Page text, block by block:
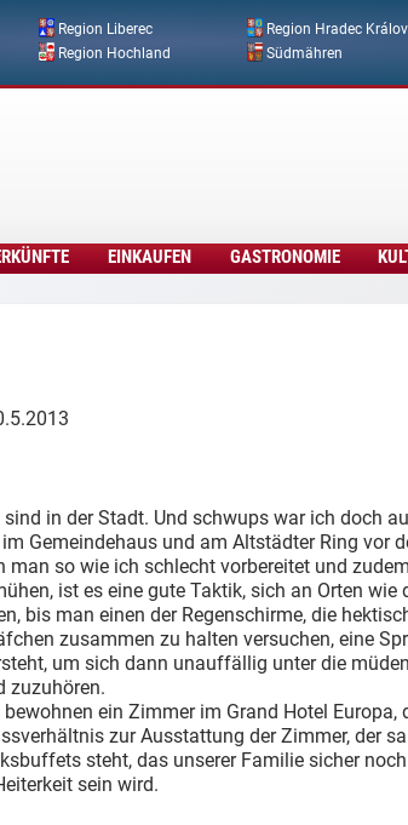
Direkt zum Inhalt
Region Liberec Region Hradec
Region Hochland Südmähren
EINKAUFEN GASTRONOMIE
in der Stadt. Und schwups war ich doch
Gemeindehaus und am Altstädter Ring vor
man so wie ich schlecht vorbereitet und
ist es eine gute Taktik, sich an Orten wie
bis man einen der Regenschirme, die
zusammen zu halten versuchen, eine
um sich dann unauffällig unter die müden
zuzuhören.
ein Zimmer im Grand Hotel Europa,
zur Ausstattung der Zimmer, der
steht, das unserer Familie sicher
sein wird.